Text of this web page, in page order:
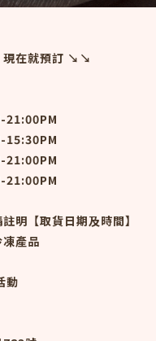
現在就預訂 ↘︎↘︎
21:00PM
15:30PM
21:00PM
明【取貨日期及時間】
產品
動